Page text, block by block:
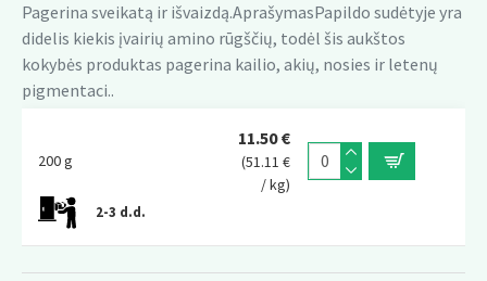
Pagerina sveikatą ir išvaizdą.AprašymasPapildo sudėtyje yra
didelis kiekis įvairių amino rūgščių, todėl šis aukštos
kokybės produktas pagerina kailio, akių, nosies ir letenų
pigmentaci..
200 g
2-3 d.d.
11.50 €
(51.11 €
/ kg)